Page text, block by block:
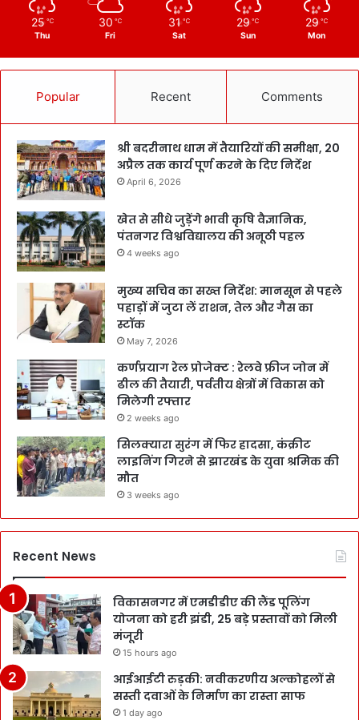
25 ℃
Thu
30 ℃
Fri
31 ℃
Sat
29 ℃
Sun
29 ℃
Mon
Popular Recent Comments
श्री बदरीनाथ धाम में तैयारियों की समीक्षा, 20
अप्रैल तक कार्य पूर्ण करने के दिए निर्देश
April 6, 2026
खेत से सीधे जुड़ेंगे भावी कृषि वैज्ञानिक,
पंतनगर विश्वविद्यालय की अनूठी पहल
4 weeks ago
मुख्य सचिव का सख्त निर्देश: मानसून से पहले
पहाड़ों में जुटा लें राशन, तेल और गैस का
स्टॉक
May 7, 2026
कर्णप्रयाग रेल प्रोजेक्ट : रेलवे फ्रीज जोन में
ढील की तैयारी, पर्वतीय क्षेत्रों में विकास को
मिलेगी रफ्तार
2 weeks ago
सिलक्यारा सुरंग में फिर हादसा, कंक्रीट
लाइनिंग गिरने से झारखंड के युवा श्रमिक की
मौत
3 weeks ago
Recent News
विकासनगर में एमडीडीए की लैंड पूलिंग
योजना को हरी झंडी, 25 बड़े प्रस्तावों को मिली
मंजूरी
15 hours ago
आईआईटी रुड़की: नवीकरणीय अल्कोहलों से
सस्ती दवाओं के निर्माण का रास्ता साफ
1 day ago